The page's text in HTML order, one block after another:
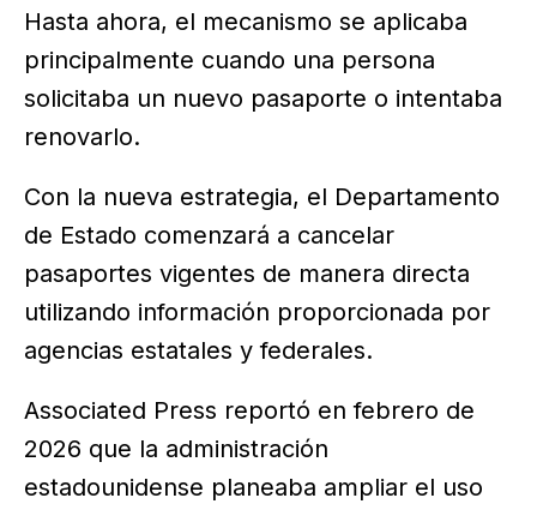
Hasta ahora, el mecanismo se aplicaba
principalmente cuando una persona
solicitaba un nuevo pasaporte o intentaba
renovarlo.
Con la nueva estrategia, el Departamento
de Estado comenzará a cancelar
pasaportes vigentes de manera directa
utilizando información proporcionada por
agencias estatales y federales.
Associated Press reportó en febrero de
2026 que la administración
estadounidense planeaba ampliar el uso